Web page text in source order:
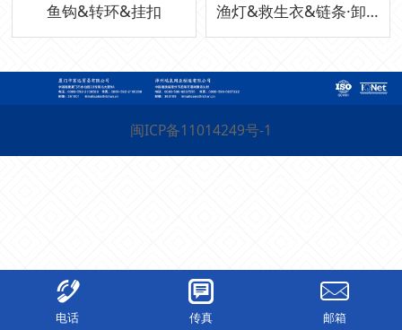
鱼钩&转环&挂扣 渔灯&救生衣&链条·卸扣
闽ICP备11014249号-1
电话 传真 邮箱